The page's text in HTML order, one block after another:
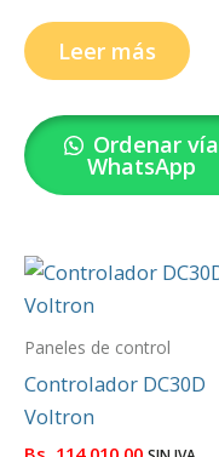
Leer más
Ordenar vía
WhatsApp
Paneles de control
Controlador DC30D
Voltron